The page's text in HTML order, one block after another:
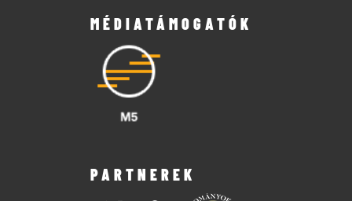
MÉDIATÁMOGATÓK
PARTNEREK